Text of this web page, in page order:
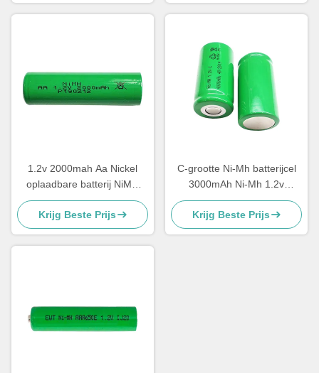
1.2v 2000mah Aa Nickel
oplaadbare batterij NiMH
Lithiumbatterij
Krijg Beste Prijs
C-grootte Ni-Mh batterijcel
3000mAh Ni-Mh 1.2v
4000mah batterijpakket
Krijg Beste Prijs